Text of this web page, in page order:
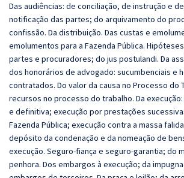
Das audiências: de conciliação, de instrução e
notificação das partes; do arquivamento do
confissão. Da distribuição. Das custas e
emolumentos para a Fazenda Pública.
partes e procuradores; do jus postulandi. Da
dos honorários de advogado: sucumbenciais e
contratados. Do valor da causa no Processo do
recursos no processo do trabalho. Da
e definitiva; execução por prestações
Fazenda Pública; execução contra a massa
depósito da condenação e da nomeação de
execução. Seguro-fiança e seguro-garantia; do
penhora. Dos embargos à execução; da